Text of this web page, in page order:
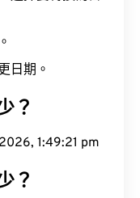
日期。
？
1:49:22 pm
？